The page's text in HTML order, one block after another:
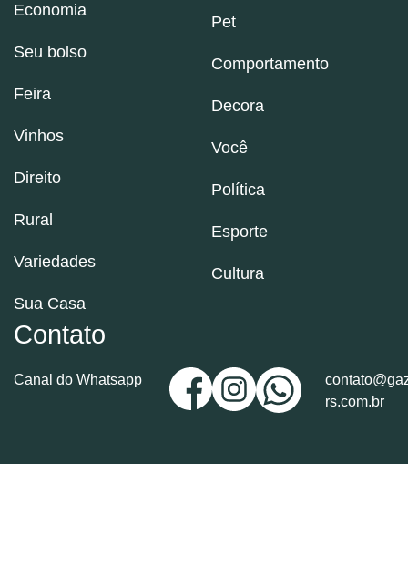
Economia
Seu bolso
Feira
Vinhos
Direito
Rural
Variedades
Sua Casa
Pet
Comportamento
Decora
Você
Política
Esporte
Cultura
Contato
Canal do Whatsapp
rs.com.br